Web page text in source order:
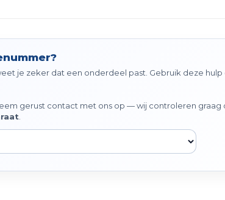
je zeker dat een onderdeel past. Gebruik deze hulp
gerust contact met ons op — wij controleren graag